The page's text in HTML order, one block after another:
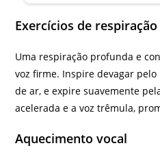
Exercícios de respiração
Uma respiração profunda e
voz firme. Inspire devagar
de ar, e expire suavemente
acelerada e a voz trêmula,
Aquecimento vocal